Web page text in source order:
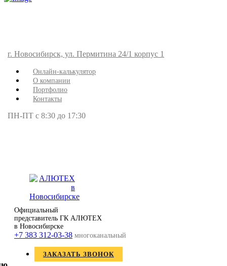
г. Новосибирск, ул. Пермитина 24/1 корпус 1
Онлайн-калькулятор
О компании
Портфолио
Контакты
ПН-ПТ с 8:30 до 17:30
Официальный
представитель ГК АЛЮТЕХ
в Новосибирске
+7 383 312-03-38 многоканальный
ЗАКАЗАТЬ ЗВОНОК